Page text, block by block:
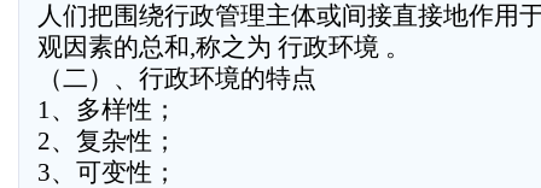
人们把围绕行政管理主体或间接直接地作用
观因素的总和,称之为 行政环境 。
（二）、行政环境的特点
1、多样性；
2、复杂性；
3、可变性；